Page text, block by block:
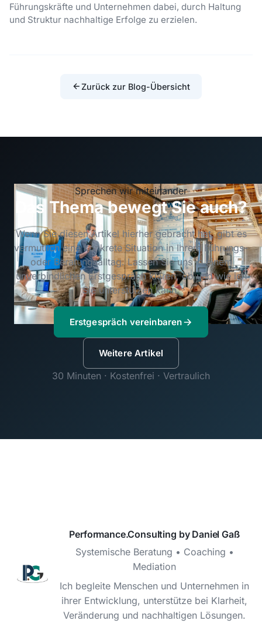
Führungskräfte und Unternehmen dabei, durch Haltung
und Struktur nachhaltige Erfolge zu erzielen.
Zurück zur Blog-Übersicht
Sprechen wir miteinander
Das Thema bewegt Sie auch?
Wenn Sie diesen Artikel hierher gebracht hat, gibt es
vermutlich eine konkrete Situation in Ihrem Führungs-
oder Beratungsalltag. Lassen Sie uns in einem
unverbindlichen Erstgespräch klären, ob und wie ich
Sie unterstützen kann.
Erstgespräch vereinbaren
Weitere Artikel
30 Minuten · Kostenfrei · Vertraulich
Performance.Consulting by Daniel Gaß
Systemische Beratung • Coaching •
Mediation
Ich begleite Menschen und Unternehmen in
ihrer Entwicklung, unterstütze bei Klarheit,
Veränderung und nachhaltigen Lösungen.